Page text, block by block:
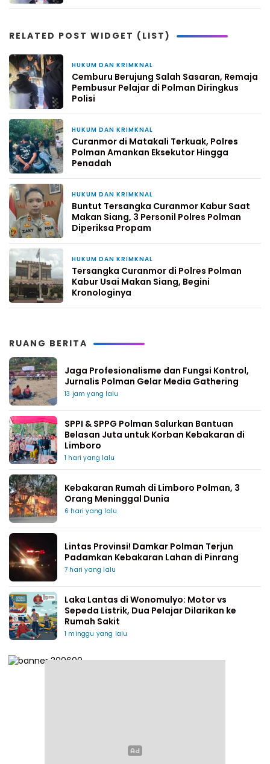
RELATED POST WIDGET (LIST)
HUKUM DAN KRIMKNAL
Cemburu Berujung Salah Sasaran, Remaja
Pembusur Pelajar di Polman Diringkus
Polisi
HUKUM DAN KRIMKNAL
Curanmor di Matakali Terkuak, Polres
Polman Amankan Eksekutor Hingga
Penadah
HUKUM DAN KRIMKNAL
Buntut Tersangka Curanmor Kabur Saat
Makan Siang, 3 Personil Polres Polman
Diperiksa Propam
HUKUM DAN KRIMKNAL
Tersangka Curanmor di Polres Polman
Kabur Usai Makan Siang, Begini
Kronologinya
RUANG BERITA
Jaga Profesionalisme dan Fungsi Kontrol,
Jurnalis Polman Gelar Media Gathering
13 jam yang lalu
SPPI & SPPG Polman Salurkan Bantuan
Belasan Juta untuk Korban Kebakaran di
Limboro
1 hari yang lalu
Kebakaran Rumah di Limboro Polman, 3
Orang Meninggal Dunia
6 hari yang lalu
Lintas Provinsi! Damkar Polman Terjun
Padamkan Kebakaran Lahan di Pinrang
7 hari yang lalu
Laka Lantas di Wonomulyo: Motor vs
Sepeda Listrik, Dua Pelajar Dilarikan ke
Rumah Sakit
1 minggu yang lalu